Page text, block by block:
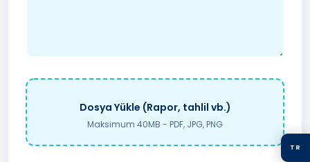
TR
Dosya Yükle (Rapor, tahlil vb.)
Maksimum 40MB - PDF, JPG, PNG